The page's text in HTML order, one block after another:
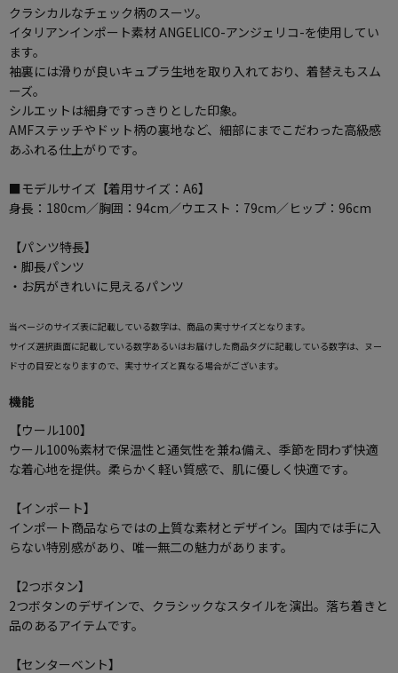
クラシカルなチェック柄のスーツ。
イタリアンインポート素材 ANGELICO-アンジェリコ-を使用してい
ます。
袖裏には滑りが良いキュプラ生地を取り入れており、着替えもスム
ーズ。
シルエットは細身ですっきりとした印象。
AMFステッチやドット柄の裏地など、細部にまでこだわった高級感
あふれる仕上がりです。
■モデルサイズ【着用サイズ：A6】
身長：180cm／胸囲：94cm／ウエスト：79cm／ヒップ：96cm
【パンツ特長】
・脚長パンツ
・お尻がきれいに見えるパンツ
当ページのサイズ表に記載している数字は、商品の実寸サイズとなります。
サイズ選択画面に記載している数字あるいはお届けした商品タグに記載している数字は、ヌー
ド寸の目安となりますので、実寸サイズと異なる場合がございます。
機能
【ウール100】
ウール100%素材で保温性と通気性を兼ね備え、季節を問わず快適
な着心地を提供。柔らかく軽い質感で、肌に優しく快適です。
【インポート】
インポート商品ならではの上質な素材とデザイン。国内では手に入
らない特別感があり、唯一無二の魅力があります。
【2つボタン】
2つボタンのデザインで、クラシックなスタイルを演出。落ち着きと
品のあるアイテムです。
【センターベント】